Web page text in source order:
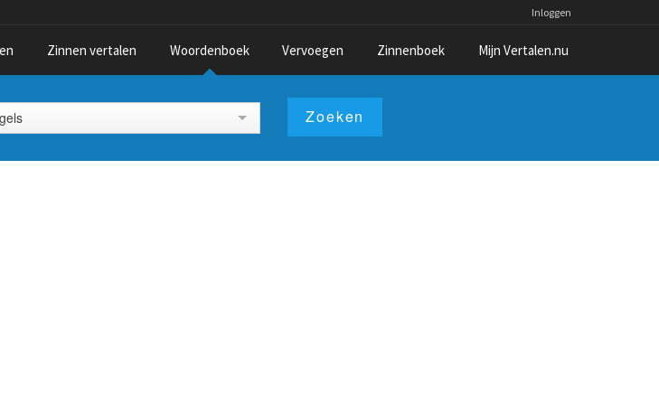
Inloggen
Zinnen vertalen Woordenboek Vervoegen Zinnenboek Mijn Vertalen.nu